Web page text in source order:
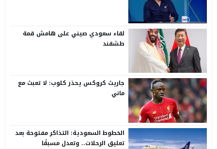
لقاء سعودي صيني على هامش قمة
طشقند
جاريث كروكس يحذر كلوب: لا تعبث مع
ماني
الخطوط السعودية: التذاكر مفتوحة بعد
تعليق الرحلات.. وتعدل مسبقًا